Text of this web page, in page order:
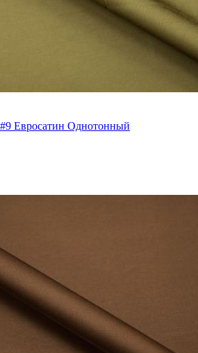
Евросатин Однотонный